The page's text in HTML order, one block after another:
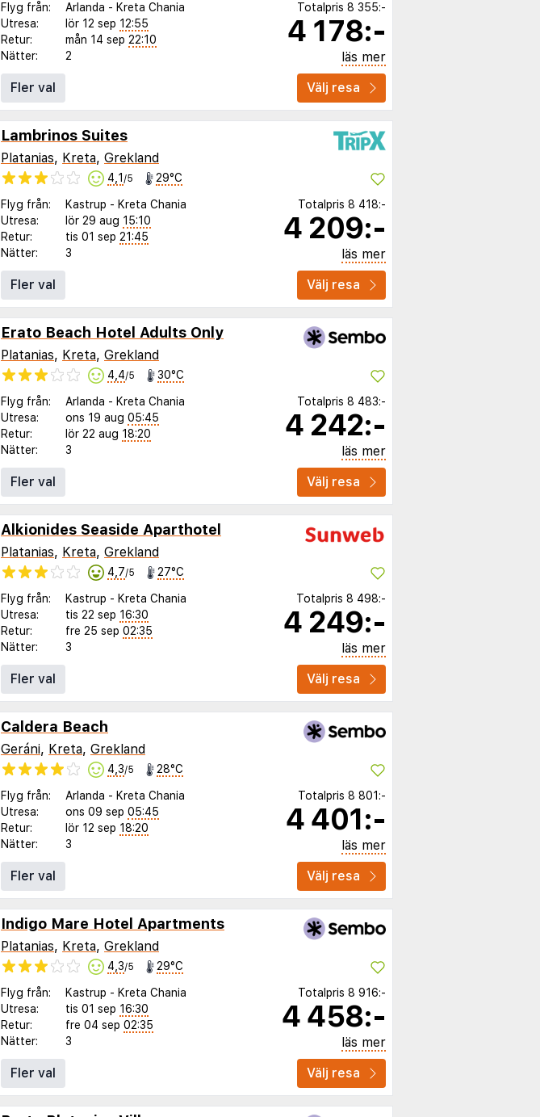
Flyg från: Arlanda - Kreta Chania
Utresa:
lör 12 sep 12:55
Retur:
mån 14 sep 22:10
Nätter:
2
Totalpris 8 355:-
4 178:-
läs mer
Fler val
Välj resa
Lambrinos Suites
Platanias, Kreta, Grekland
4,1 /5 29°C
Flyg från: Kastrup - Kreta Chania
Utresa:
lör 29 aug 15:10
Retur:
tis 01 sep 21:45
Nätter:
3
Totalpris 8 418:-
4 209:-
läs mer
Fler val
Välj resa
Erato Beach Hotel Adults Only
Platanias, Kreta, Grekland
4,4/5 30°C
Flyg från: Arlanda - Kreta Chania
Utresa:
ons 19 aug 05:45
Retur:
lör 22 aug 18:20
Nätter:
3
Totalpris 8 483:-
4 242:-
läs mer
Fler val
Välj resa
Alkionides Seaside Aparthotel
Platanias, Kreta, Grekland
4,7/5 27°C
Flyg från: Kastrup - Kreta Chania
Utresa:
tis 22 sep 16:30
Retur:
fre 25 sep 02:35
Nätter:
3
Totalpris 8 498:-
4 249:-
läs mer
Fler val
Välj resa
Caldera Beach
Geráni, Kreta, Grekland
4,3/5 28°C
Flyg från: Arlanda - Kreta Chania
Utresa:
ons 09 sep 05:45
Retur:
lör 12 sep 18:20
Nätter:
3
Totalpris 8 801:-
4 401:-
läs mer
Fler val
Välj resa
Indigo Mare Hotel Apartments
Platanias, Kreta, Grekland
4,3/5 29°C
Flyg från: Kastrup - Kreta Chania
Utresa:
tis 01 sep 16:30
Retur:
fre 04 sep 02:35
Nätter:
3
Totalpris 8 916:-
4 458:-
läs mer
Fler val
Välj resa